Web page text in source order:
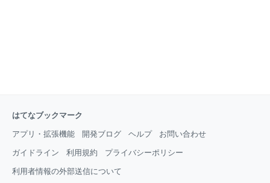
はてなブックマーク
アプリ・拡張機能 開発ブログ ヘルプ お問い合わせ
ガイドライン 利用規約 プライバシーポリシー
利用者情報の外部送信について